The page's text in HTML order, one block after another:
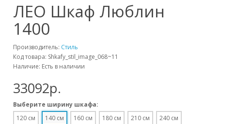
ЛЕО Шкаф Люблин
1400
Производитель: Стиль
Код товара: Shkafy_stil_image_068~11
Наличие: Есть в наличии
33092p.
Выберите ширину шкафа:
120 см
140 см 160 см 180 см 210 см 240 см